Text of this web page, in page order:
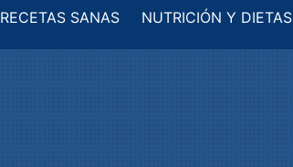
RECETAS SANAS NUTRICIÓN Y DIETAS